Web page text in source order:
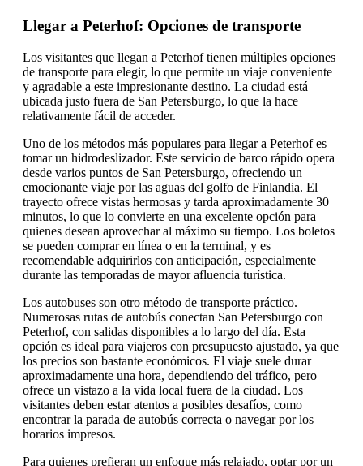
Llegar a Peterhof: Opciones de transporte
Los visitantes que llegan a Peterhof tienen múltiples opciones
de transporte para elegir, lo que permite un viaje conveniente
y agradable a este impresionante destino. La ciudad está
ubicada justo fuera de San Petersburgo, lo que la hace
relativamente fácil de acceder.
Uno de los métodos más populares para llegar a Peterhof es
tomar un hidrodeslizador. Este servicio de barco rápido opera
desde varios puntos de San Petersburgo, ofreciendo un
emocionante viaje por las aguas del golfo de Finlandia. El
trayecto ofrece vistas hermosas y tarda aproximadamente 30
minutos, lo que lo convierte en una excelente opción para
quienes desean aprovechar al máximo su tiempo. Los boletos
se pueden comprar en línea o en la terminal, y es
recomendable adquirirlos con anticipación, especialmente
durante las temporadas de mayor afluencia turística.
Los autobuses son otro método de transporte práctico.
Numerosas rutas de autobús conectan San Petersburgo con
Peterhof, con salidas disponibles a lo largo del día. Esta
opción es ideal para viajeros con presupuesto ajustado, ya que
los precios son bastante económicos. El viaje suele durar
aproximadamente una hora, dependiendo del tráfico, pero
ofrece un vistazo a la vida local fuera de la ciudad. Los
visitantes deben estar atentos a posibles desafíos, como
encontrar la parada de autobús correcta o navegar por los
horarios impresos.
Para quienes prefieran un enfoque más relajado, optar por un